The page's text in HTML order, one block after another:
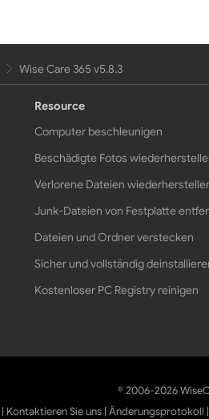
Wise Care 365 v5.8.3
Resource
Computer beschleunigen
Beschädigte Fotos
Verlorene Dateien
Junk-Dateien von Festplatte
Dateien und Ordner verstecken
Sicher und vollständig
Kostenloser PC Registry reinigen
© 2006-2026
| Kontaktieren Sie uns |Änderungsprotokoll